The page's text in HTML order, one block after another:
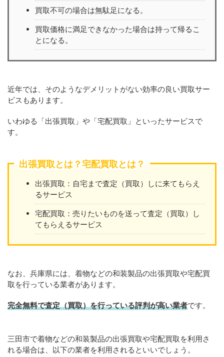
買取不可の場合は無駄足になる。
買取価格に満足できなかった場合は持って帰るこ
とになる。
近年では、そのようなデメリットがない効率の良い買取サー
ビスもあります。
いわゆる「出張買取」や「宅配買取」といったサービスで
す。
出張買取とは？宅配買取とは？
出張買取：自宅まで査定（買取）しに来てもらえ
るサービス
宅配買取：売りたいものを送って査定（買取）し
てもらえるサービス
なお、兵庫県には、着物などの和装製品の出張買取や宅配買
取を行っている業者があります。
完全無料で査定（買取）を行っている評判が高い業者です。
三田市で着物などの和装製品の出張買取や宅配買取を利用さ
れる場合は、以下の業者を利用されるといいでしょう。